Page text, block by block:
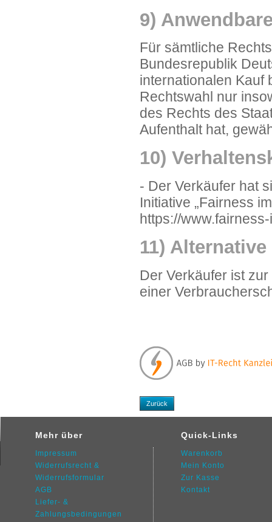
9)
Für sämtliche
Bundesrepublik
internationalen Kauf
Rechtswahl nur
des Rechts des
Aufenthalt hat,
10)
- Der Verkäufer hat
Initiative „Fairness
https://
11)
Der Verkäufer ist
einer
Zurück
Mehr über
Impressum
Widerrufsrecht &
Widerrufsformular
AGB
Liefer- &
Zahlungsbedingungen
Quick-Links
Warenkorb
Mein Konto
Zur Kasse
Kontakt